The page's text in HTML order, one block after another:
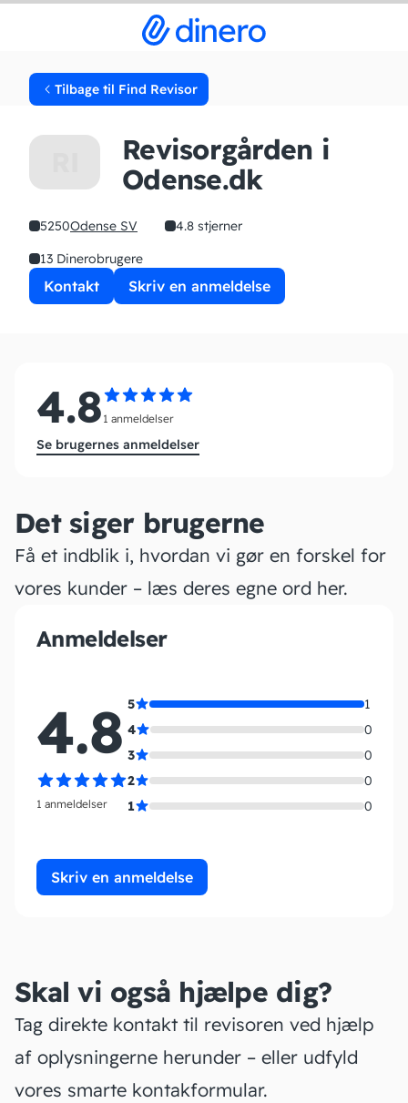
Tilbage til Find Revisor
Revisorgården i
Odense.dk
5250Odense SV
4.8 stjerner
13 Dinerobrugere
Kontakt Skriv en anmeldelse
Det siger brugerne
Få et indblik i, hvordan vi gør en forskel for
vores kunder – læs deres egne ord her.
Anmeldelser
4.8
1 anmeldelser
5
1
4
0
3
0
2
0
1
0
Skriv en anmeldelse
Skal vi også hjælpe dig?
Tag direkte kontakt til revisoren ved hjælp
af oplysningerne herunder – eller udfyld
vores smarte kontakformular.
4.8 1 anmeldelser
Se brugernes anmeldelser